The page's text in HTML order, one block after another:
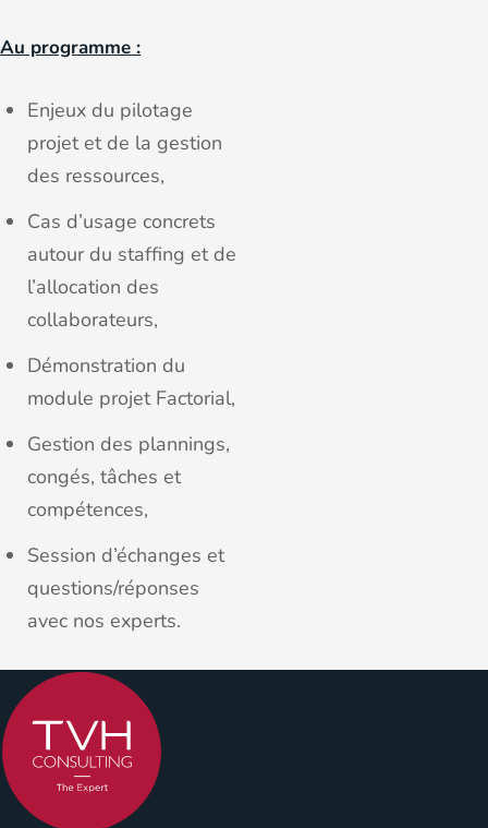
Au programme :
Enjeux du pilotage
projet et de la gestion
des ressources,
Cas d’usage concrets
autour du staffing et de
l’allocation des
collaborateurs,
Démonstration du
module projet Factorial,
Gestion des plannings,
congés, tâches et
compétences,
Session d’échanges et
questions/réponses
avec nos experts.